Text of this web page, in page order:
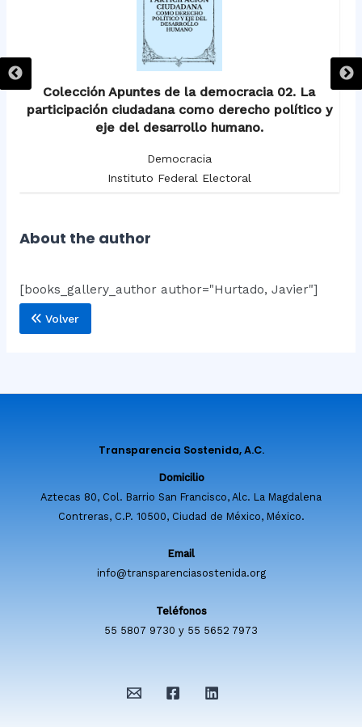
Colección Apuntes de la democracia 02. La
participación ciudadana como derecho político y
eje del desarrollo humano.
Democracia
Instituto Federal Electoral
About the author
[books_gallery_author author="Hurtado, Javier"]
Volver
Transparencia Sostenida, A.C.
Domicilio
Aztecas 80, Col. Barrio San Francisco, Alc. La Magdalena
Contreras, C.P. 10500, Ciudad de México, México.
Email
info@transparenciasostenida.org
Teléfonos
55 5807 9730 y 55 5652 7973